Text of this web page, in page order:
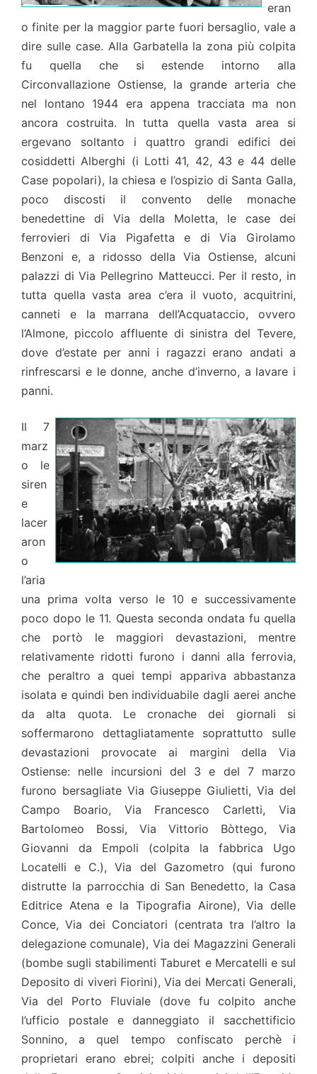
eran
o finite per la maggior parte fuori bersaglio, vale a
dire sulle case. Alla Garbatella la zona più colpita
fu quella che si estende intorno alla
Circonvallazione Ostiense, la grande arteria che
nel lontano 1944 era appena tracciata ma non
ancora costruita. In tutta quella vasta area si
ergevano soltanto i quattro grandi edifici dei
cosiddetti Alberghi (i Lotti 41, 42, 43 e 44 delle
Case popolari), la chiesa e l’ospizio di Santa Galla,
poco discosti il convento delle monache
benedettine di Via della Moletta, le case dei
ferrovieri di Via Pigafetta e di Via Girolamo
Benzoni e, a ridosso della Via Ostiense, alcuni
palazzi di Via Pellegrino Matteucci. Per il resto, in
tutta quella vasta area c’era il vuoto, acquitrini,
canneti e la marrana dell’Acquataccio, ovvero
l’Almone, piccolo affluente di sinistra del Tevere,
dove d’estate per anni i ragazzi erano andati a
rinfrescarsi e le donne, anche d’inverno, a lavare i
panni.
Il 7
marz
o le
siren
e
lacer
aron
o
l’aria
una prima volta verso le 10 e successivamente
poco dopo le 11. Questa seconda ondata fu quella
che portò le maggiori devastazioni, mentre
relativamente ridotti furono i danni alla ferrovia,
che peraltro a quei tempi appariva abbastanza
isolata e quindi ben individuabile dagli aerei anche
da alta quota. Le cronache dei giornali si
soffermarono dettagliatamente soprattutto sulle
devastazioni provocate ai margini della Via
Ostiense: nelle incursioni del 3 e del 7 marzo
furono bersagliate Via Giuseppe Giulietti, Via del
Campo Boario, Via Francesco Carletti, Via
Bartolomeo Bossi, Via Vittorio Bòttego, Via
Giovanni da Empoli (colpita la fabbrica Ugo
Locatelli e C.), Via del Gazometro (qui furono
distrutte la parrocchia di San Benedetto, la Casa
Editrice Atena e la Tipografia Airone), Via delle
Conce, Via dei Conciatori (centrata tra l’altro la
delegazione comunale), Via dei Magazzini Generali
(bombe sugli stabilimenti Taburet e Mercatelli e sul
Deposito di viveri Fiorini), Via dei Mercati Generali,
Via del Porto Fluviale (dove fu colpito anche
l’ufficio postale e danneggiato il sacchettificio
Sonnino, a quel tempo confiscato perchè i
proprietari erano ebrei; colpiti anche i depositi